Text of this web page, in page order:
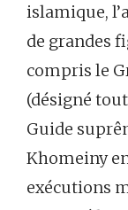
islamique,
de grandes
compris le
(désigné
Guide
Khomeiny
exécutions